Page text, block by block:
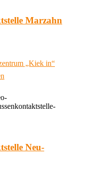
Marzahn
„Kiek in“
Neu-